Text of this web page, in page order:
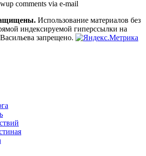
comments via e-mail
Использование материалов без
индексируемой гиперссылки на
запрещено.